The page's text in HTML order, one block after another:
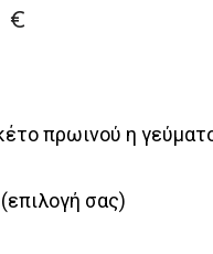
€
πρωινού η
σας)